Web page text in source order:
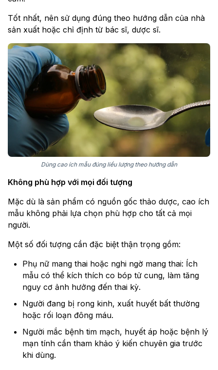
Tốt nhất, nên sử dụng đúng theo hướng dẫn của nhà
sản xuất hoặc chỉ định từ bác sĩ, dược sĩ.
Dùng cao ích mẫu đúng liều lượng theo hướng dẫn
Không phù hợp với mọi đối tượng
Mặc dù là sản phẩm có nguồn gốc thảo dược, cao ích
mẫu không phải lựa chọn phù hợp cho tất cả mọi
người.
Một số đối tượng cần đặc biệt thận trọng gồm:
Phụ nữ mang thai hoặc nghi ngờ mang thai: Ích
mẫu có thể kích thích co bóp tử cung, làm tăng
nguy cơ ảnh hưởng đến thai kỳ.
Người đang bị rong kinh, xuất huyết bất thường
hoặc rối loạn đông máu.
Người mắc bệnh tim mạch, huyết áp hoặc bệnh lý
mạn tính cần tham khảo ý kiến chuyên gia trước
khi dùng.